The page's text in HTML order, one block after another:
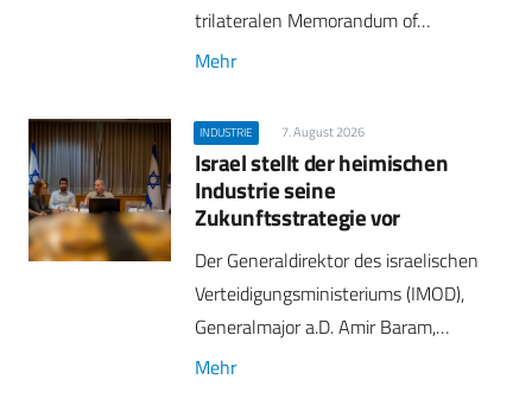
trilateralen Memorandum of…
Mehr
INDUSTRIE 7. August 2026
Israel stellt der heimischen
Industrie seine
Zukunftsstrategie vor
Der Generaldirektor des israelischen
Verteidigungsministeriums (IMOD),
Generalmajor a.D. Amir Baram,…
Mehr